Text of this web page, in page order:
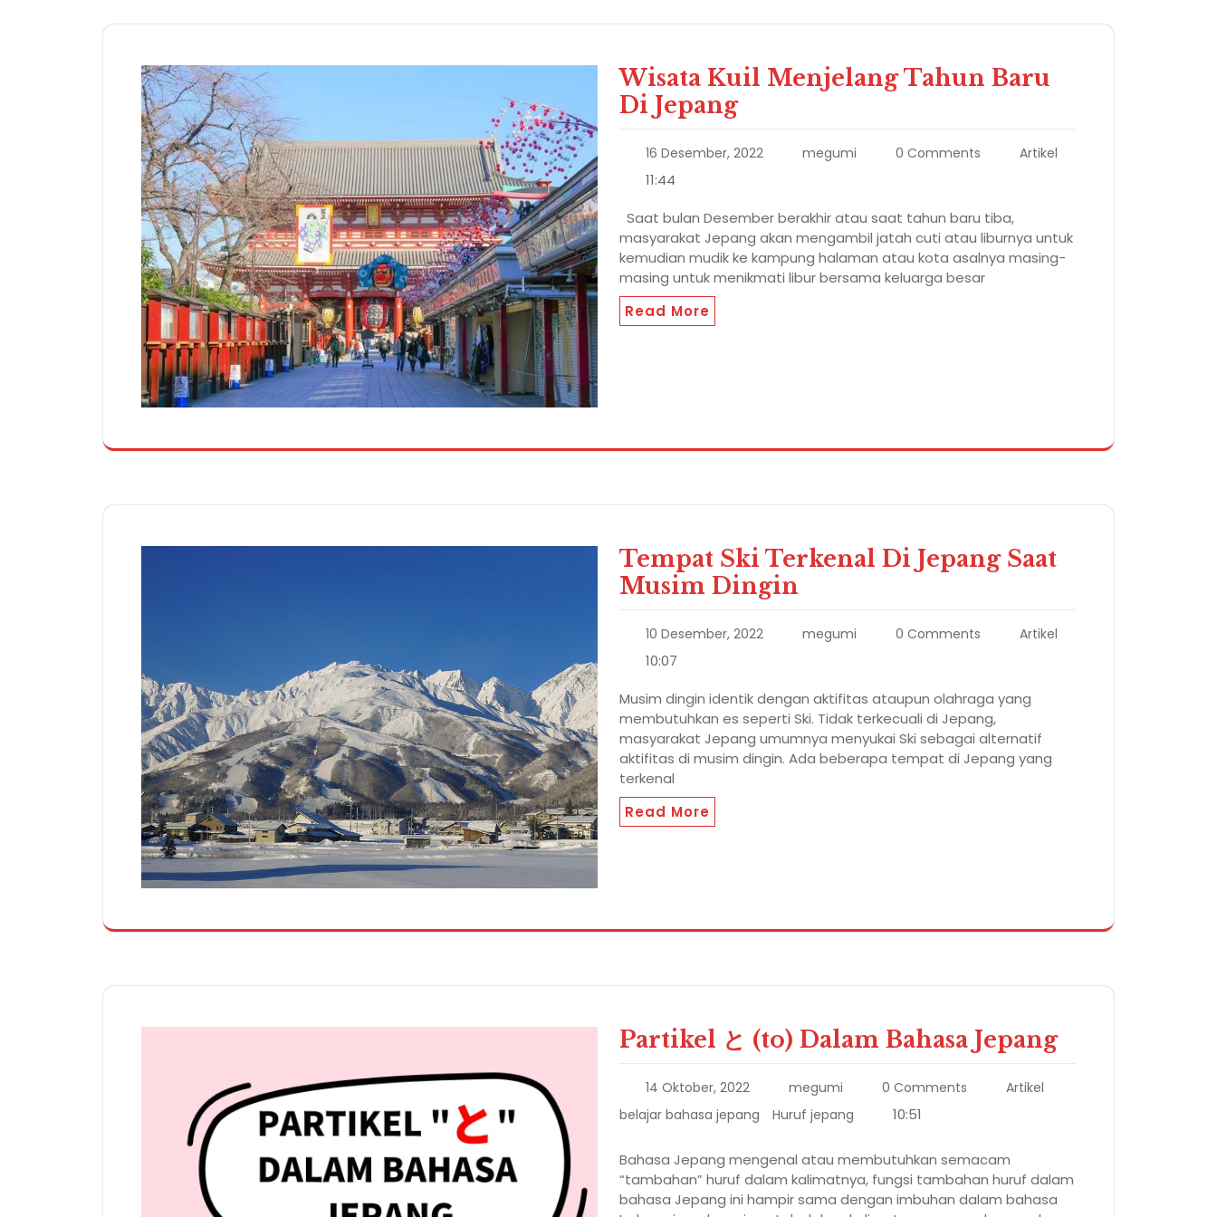
Wisata Kuil Menjelang Tahun Baru
Di Jepang
16 Desember, 2022 megumi 0 Comments Artikel
11:44
Saat bulan Desember berakhir atau saat tahun baru tiba,
masyarakat Jepang akan mengambil jatah cuti atau liburnya untuk
kemudian mudik ke kampung halaman atau kota asalnya masing-
masing untuk menikmati libur bersama keluarga besar
Read More
Tempat Ski Terkenal Di Jepang Saat
Musim Dingin
10 Desember, 2022 megumi 0 Comments Artikel
10:07
Musim dingin identik dengan aktifitas ataupun olahraga yang
membutuhkan es seperti Ski. Tidak terkecuali di Jepang,
masyarakat Jepang umumnya menyukai Ski sebagai alternatif
aktifitas di musim dingin. Ada beberapa tempat di Jepang yang
terkenal
Read More
Partikel と (to) Dalam Bahasa Jepang
14 Oktober, 2022 megumi 0 Comments
Artikel
belajar bahasa jepang
Huruf jepang 10:51
Bahasa Jepang mengenal atau membutuhkan semacam
“tambahan” huruf dalam kalimatnya, fungsi tambahan huruf dalam
bahasa Jepang ini hampir sama dengan imbuhan dalam bahasa